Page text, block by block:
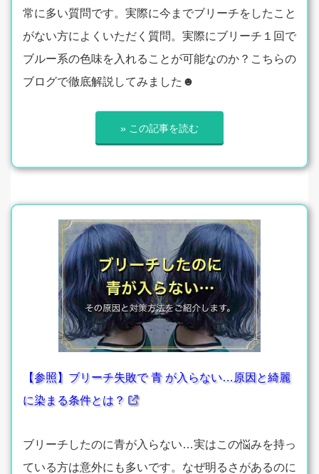
常に多い質問です。実際に今までブリーチをしたこと
がない方によくいただく質問。実際にブリーチ１回で
ブルー系の色味を入れることが可能なのか？こちらの
ブログで徹底解説してみました☻
» この記事を読む
【参照】ブリーチ失敗で 青 が入らない…原因と綺麗
に染まる条件とは？
ブリーチしたのに青が入らない…実はこの悩みを持っ
ている方は意外にも多いです。なぜ明るさがあるのに